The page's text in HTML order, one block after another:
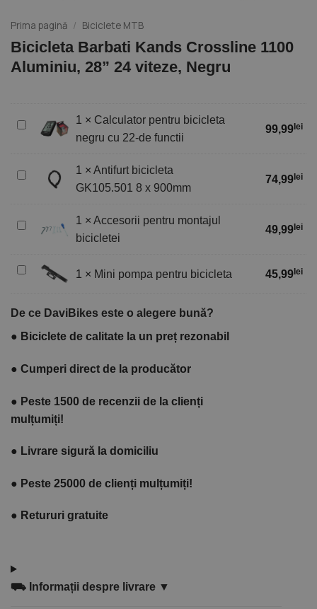
Prima pagină / Biciclete MTB
Bicicleta Barbati Kands Crossline 1100
Aluminiu, 28” 24 viteze, Negru
Calculator
pentru
negru
de
functii
1 × Calculator pentru bicicleta
negru cu 22-de functii
99,99 lei
Antifurt
bicicleta
8
1 × Antifurt bicicleta
GK105.501 8 x 900mm
74,99 lei
Accesorii
bicicletei
1 × Accesorii pentru montajul
bicicletei
49,99 lei
Mini
bicicleta
1 × Mini pompa pentru bicicleta 45,99 lei
De ce DaviBikes este o alegere bună?
● Biciclete de calitate la un preț rezonabil
● Cumperi direct de la producător
● Peste 1500 de recenzii de la clienți
mulțumiți!
● Livrare sigură la domiciliu
● Peste 25000 de clienți mulțumiți!
● Retururi gratuite
⛟ Informații despre livrare ▼